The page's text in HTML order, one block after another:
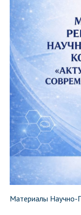
Материалы Научно-